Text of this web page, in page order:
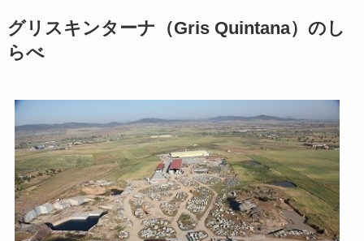
グリスキンターナ（Gris Quintana）のし
らべ